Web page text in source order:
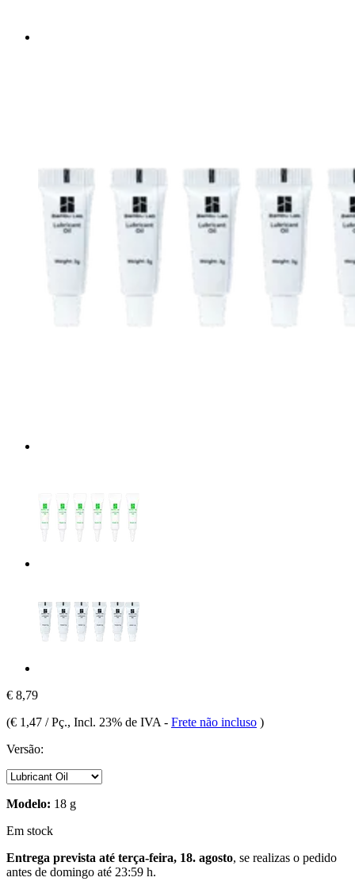
€ 8,79
(€ 1,47 / Pç., Incl. 23% de IVA - Frete não incluso )
Versão:
Modelo: 18 g
Em stock
Entrega prevista até terça-feira, 18. agosto, se realizas o pedido
antes de domingo até 23:59 h.